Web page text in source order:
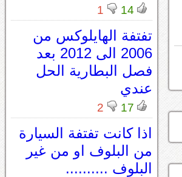
14
1
تفتفة الهايلوكس من
2006 الى 2012 بعد
فصل البطارية الحل
عندي
17
2
اذا كانت تفتفة السيارة
من البلوف او من غير
البلوف ..........